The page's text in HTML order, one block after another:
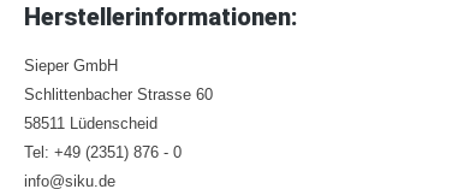
Herstellerinformationen:
Sieper GmbH
Schlittenbacher Strasse 60
58511 Lüdenscheid
Tel: +49 (2351) 876 - 0
info@siku.de